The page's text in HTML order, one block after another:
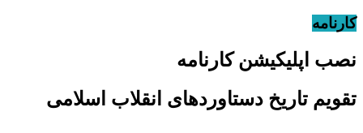
کارنامه
نصب اپلیکیشن کارنامه
تقویم تاریخ دستاوردهای انقلاب اسلامی